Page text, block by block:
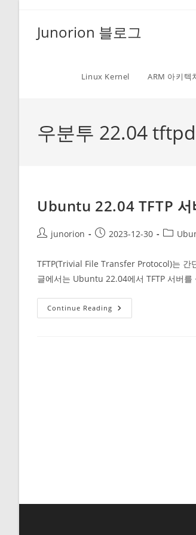
Junorion 블로그
Linux Kernel ARM 아키텍
우분투 22.04 tftpd
Ubuntu 22.04 TFTP 서
Postjunorion
Post2023-12-30
Post
TFTP(Trivial File Transfer Protocol)는 간
글에서는 Ubuntu 22.04에서 TFTP 서버
Continue Reading Ubuntu
22.04